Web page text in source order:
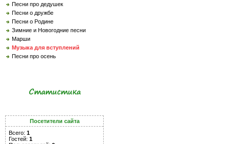
Песни про дедушек
Песни о дружбе
Песни о Родине
Зимние и Новогодние песни
Марши
Музыка для вступлений
Песни про осень
Статистика
Посетители сайта
Всего: 1
Гостей: 1